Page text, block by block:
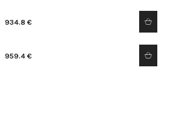
934.8 €
959.4 €